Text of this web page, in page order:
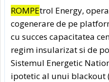
ROMPEtrol Energy,
cogenerare de pe
cu succes capacitatea
regim insularizat si de
Sistemul Energetic
ipotetic al unui blackout